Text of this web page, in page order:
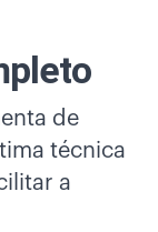
de
técnica
a